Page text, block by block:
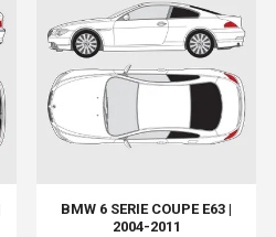
BMW 6 SERIE COUPE E63 |
2004-2011